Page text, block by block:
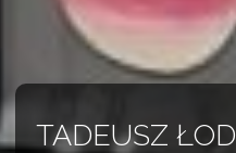
TADEUSZ